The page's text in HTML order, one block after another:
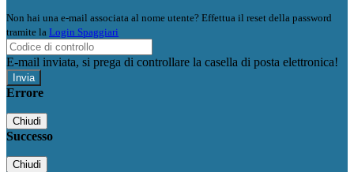
Non hai una e-mail associata al nome utente? Effettua il reset della password
tramite la Login Spaggiari
E-mail inviata, si prega di controllare la casella di posta elettronica!
Errore
Chiudi
Successo
Chiudi